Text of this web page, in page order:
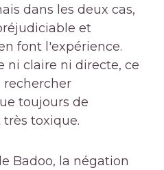
dans les deux cas,
et
font l'expérience.
ni claire ni directe, ce
rechercher
toujours de
toxique.
Badoo, la négation